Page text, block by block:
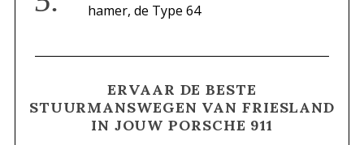
hamer, de Type 64
ERVAAR DE BESTE
STUURMANSWEGEN VAN FRIESLAND
IN JOUW PORSCHE 911